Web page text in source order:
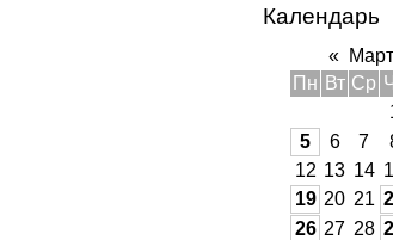
Календарь
«
Пн Вт Ср
5
6 7
12 13 14
19 20 21
26 27 28